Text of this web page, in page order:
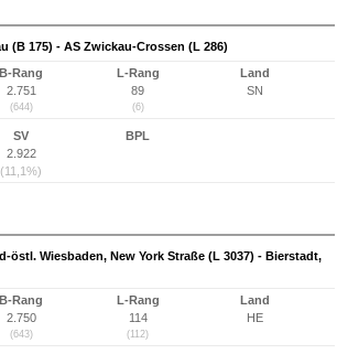
(B 175) - AS Zwickau-Crossen (L 286)
B-Rang
2.751
(644)
L-Rang
89
(6)
Land
SN
SV
2.922
(11,1%)
BPL
östl. Wiesbaden, New York Straße (L 3037) - Bierstadt,
B-Rang
2.750
(643)
L-Rang
114
(112)
Land
HE